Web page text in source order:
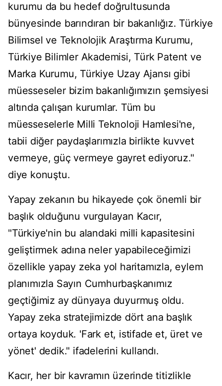
kurumu da bu hedef doğrultusunda
bünyesinde barındıran bir bakanlığız. Türkiye
Bilimsel ve Teknolojik Araştırma Kurumu,
Türkiye Bilimler Akademisi, Türk Patent ve
Marka Kurumu, Türkiye Uzay Ajansı gibi
müesseseler bizim bakanlığımızın şemsiyesi
altında çalışan kurumlar. Tüm bu
müesseselerle Milli Teknoloji Hamlesi'ne,
tabii diğer paydaşlarımızla birlikte kuvvet
vermeye, güç vermeye gayret ediyoruz."
diye konuştu.
Yapay zekanın bu hikayede çok önemli bir
başlık olduğunu vurgulayan Kacır,
"Türkiye'nin bu alandaki milli kapasitesini
geliştirmek adına neler yapabileceğimizi
özellikle yapay zeka yol haritamızla, eylem
planımızla Sayın Cumhurbaşkanımız
geçtiğimiz ay dünyaya duyurmuş oldu.
Yapay zeka stratejimizde dört ana başlık
ortaya koyduk. 'Fark et, istifade et, üret ve
yönet' dedik." ifadelerini kullandı.
Kacır, her bir kavramın üzerinde titizlikle